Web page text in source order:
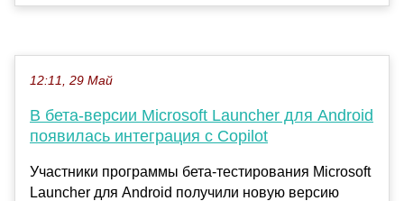
12:11, 29 Май
В бета-версии Microsoft Launcher для Android
появилась интеграция с Copilot
Участники программы бета-тестирования Microsoft
Launcher для Android получили новую версию